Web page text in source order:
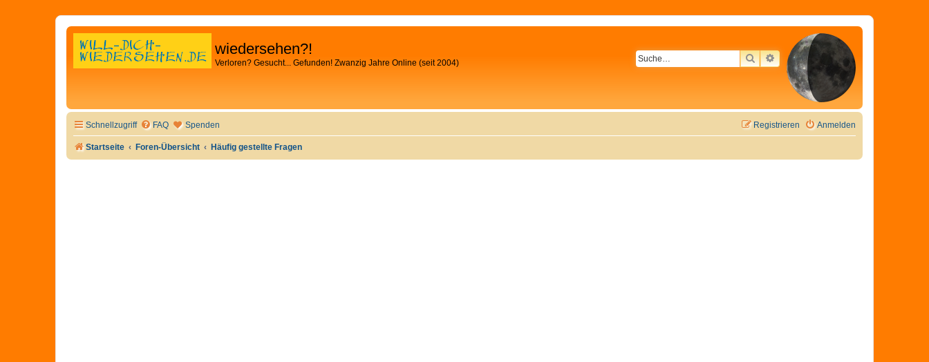
wiedersehen?!
Verloren? Gesucht... Gefunden! Zwanzig Jahre Online (seit 2004) SUCHEERWEITERTE SUCHE
Schnellzugriff FAQ Spenden Anmelden
Registrieren
Startseite Foren-Übersicht Häufig gestellte Fragen